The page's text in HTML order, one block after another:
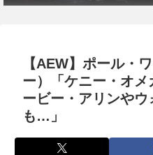
【AEW】ポール・
ー）「ケニー・オ
ービー・アリンやウ
も…」